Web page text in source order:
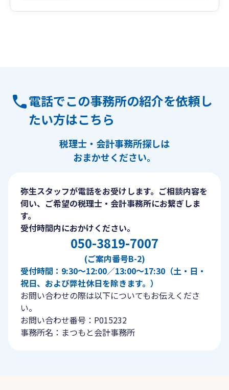
電話でこの事務所の紹介を依頼し
たい方はこちら
税理士・会計事務所探しは
おまかせください。
弥生スタッフが電話をお受けします。ご相談内容を
伺い、ご希望の税理士・会計事務所にお繋ぎしま
す。
受付時間内におかけください。
050-3819-7007
(ご案内番号B-2)
受付時間：9:30〜12:00／13:00〜17:30（土・日・
祝日、および弊社休日を除きます。）
お問い合わせの際は以下についてもお伝えくださ
い。
お問い合わせ番号：P015232
事務所名：まつもと会計事務所